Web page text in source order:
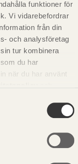
funktioner för
Vi vidarebefordrar
från din
och analysföretag
tur kombinera
du har
när du har använt
G Vit
Sandåsa Timber AB